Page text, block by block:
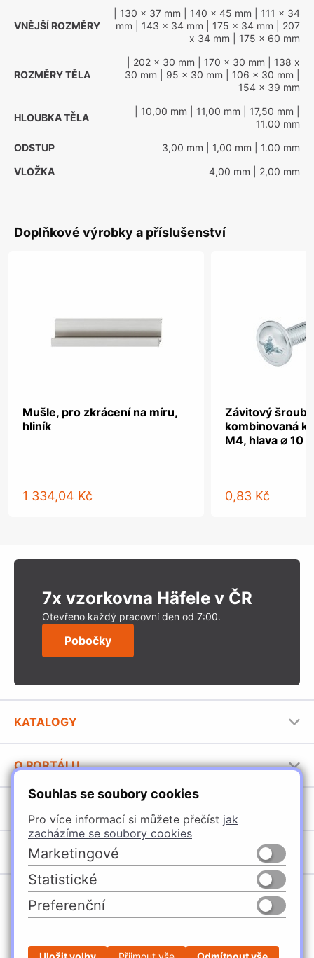
Souhlas se soubory cookies
Pro více informací si můžete přečíst jak
zacházíme se soubory cookies
Marketingové
Statistické
Preferenční
VNĚJŠÍ ROZMĚRY
| 130 x 37 mm | 140 x 45 mm | 111 x 34
mm | 143 x 34 mm | 175 x 34 mm | 207
x 34 mm | 175 x 60 mm
ROZMĚRY TĚLA
| 202 x 30 mm | 170 x 30 mm | 138 x
30 mm | 95 x 30 mm | 106 x 30 mm
154 x 39 mm
HLOUBKA TĚLA
| 10,00 mm | 11,00 mm | 17,50 mm
11.00 mm
ODSTUP
3,00 mm | 1,00 mm | 1.00 mm
VLOŽKA
4,00 mm | 2,00 mm
Doplňkové výrobky a příslušenství
Mušle, pro zkrácení na míru,
hliník
1 334,04 Kč
Závitový šroub,
kombinovaná
M4, hlava ⌀ 10
0,83 Kč
7x vzorkovna Häfele v ČR
Otevřeno každý pracovní den od 7:00.
Pobočky
KATALOGY
Stavební katalog Häfele
Brožury Häfele
O PORTÁLU
Provozovatel portálu
Jak používat portál
Úchytky
Nábytkové kování
Vybavení kuchyní
Osvětlení a elektro
Stavební kování
POBOČKY
Domašín
Vyškov
Česká Třebová